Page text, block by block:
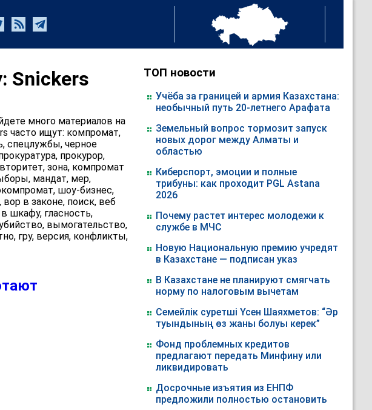
Snickers
много материалов на
часто ищут: компромат,
спецлужбы, черное
прокурор,
зона, компромат
мандат, мер,
шоу-бизнес,
в законе, поиск, веб
шкафу, гласность,
вымогательство,
гру, версия, конфликты,
ТОП новости
Учёба за границей и армия Казахстана:
необычный путь 20-летнего Арафата
Земельный вопрос тормозит запуск
новых дорог между Алматы и
областью
Киберспорт, эмоции и полные
трибуны: как проходит PGL Astana
2026
Почему растет интерес молодежи к
службе в МЧС
Новую Национальную премию учредят
в Казахстане — подписан указ
В Казахстане не планируют смягчать
норму по налоговым вычетам
Семейлік суретші Үсен Шаяхметов: “Әр
туындының өз жаны болуы керек”
Фонд проблемных кредитов
предлагают передать Минфину или
ликвидировать
Досрочные изъятия из ЕНПФ
предложили полностью остановить